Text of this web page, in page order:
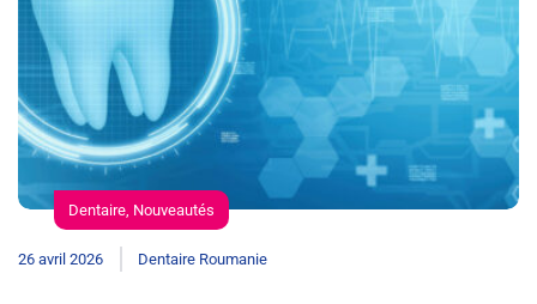
Dentaire, Nouveautés
26 avril 2026 Dentaire Roumanie